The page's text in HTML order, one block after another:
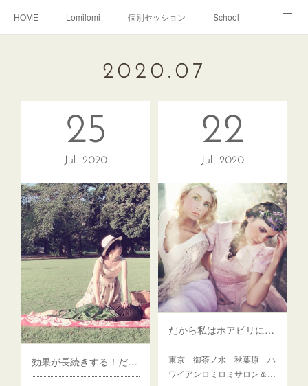
HOME Lomilomi 個別セッション School
2020 . 07
25
Jul 2020
効果が長続きする！だから通っています〜リピーター様の声vol.2〜
22
Jul 2020
だから私はホアピリに通っていますvol.1 リピーター様の声
東京 御茶ノ水 秋葉原 ハ
ワイアンロミロミサロン＆…